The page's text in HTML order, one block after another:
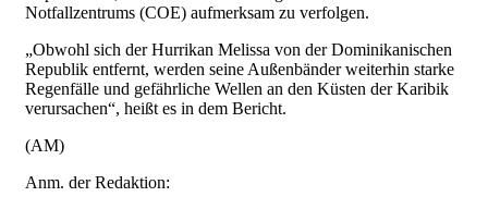
Notfallzentrums (COE) aufmerksam zu verfolgen.
„Obwohl sich der Hurrikan Melissa von der Dominikanischen
Republik entfernt, werden seine Außenbänder weiterhin starke
Regenfälle und gefährliche Wellen an den Küsten der Karibik
verursachen“, heißt es in dem Bericht.
(AM)
Anm. der Redaktion: